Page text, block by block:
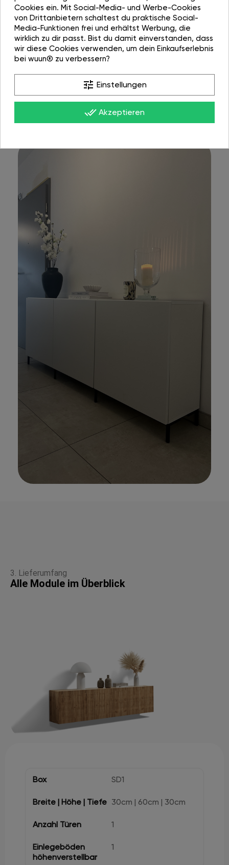
3. Lieferumfang
Alle Module im Überblick
SD1
30cm | 60cm | 30cm
1
1
Cookies ein. Mit Social-Media- und Werbe-Cookies
von Drittanbietern schaltest du praktische Social-
Media-Funktionen frei und erhältst Werbung, die
wirklich zu dir passt. Bist du damit einverstanden, dass
wir diese Cookies verwenden, um dein Einkaufserlebnis
bei wuun® zu verbessern?
tune Einstellungen
done_all Akzeptieren